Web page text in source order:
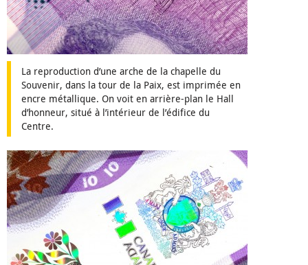
La reproduction d’une arche de la chapelle du
Souvenir, dans la tour de la Paix, est imprimée en
encre métallique. On voit en arrière-plan le Hall
d’honneur, situé à l’intérieur de l’édifice du
Centre.